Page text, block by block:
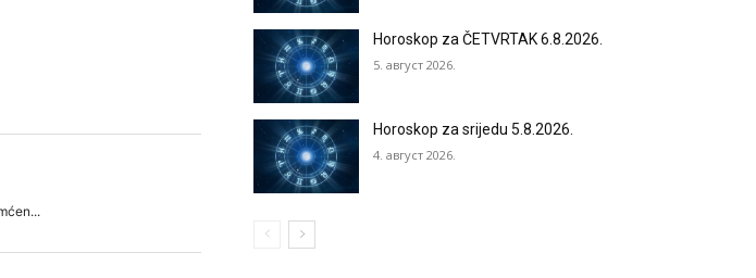
Horoskop za ČETVRTAK 6.8.2026.
5. август 2026.
Horoskop za srijedu 5.8.2026.
4. август 2026.